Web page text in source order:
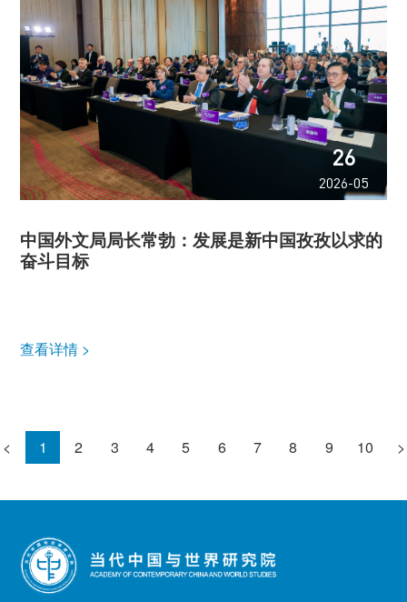
26
2026-05
中国外文局局长常勃：发展是新中国孜孜以求的
奋斗目标
查看详情 >
< 1 2 3 4 5 6 7 8 9 10 >